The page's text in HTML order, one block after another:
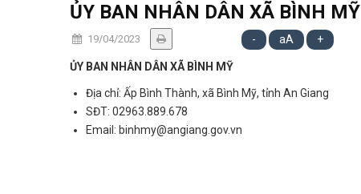
ỦY BAN NHÂN DÂN XÃ BÌNH MỸ
19/04/2023 - aA +
ỦY BAN NHÂN DÂN XÃ BÌNH MỸ
Địa chỉ: Ấp Bình Thành, xã Bình Mỹ, tỉnh An Giang
SĐT: 02963.889.678
Email: binhmy@angiang.gov.vn